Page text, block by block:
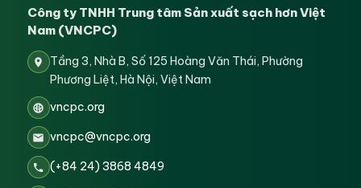
Công ty TNHH Trung tâm Sản xuất sạch hơn Việt
Nam (VNCPC)
Tầng 3, Nhà B, Số 125 Hoàng Văn Thái, Phường
Phương Liệt, Hà Nội, Việt Nam
vncpc.org
vncpc@vncpc.org
(+84 24) 3868 4849